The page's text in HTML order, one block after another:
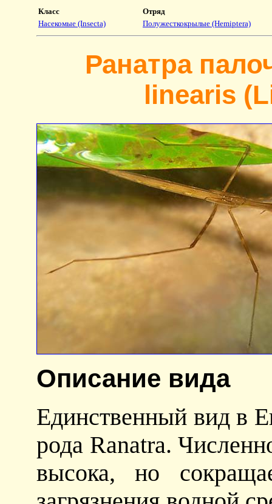
Класс
Отряд
Насекомые (Insecta)
Полужесткокрылые (Hemiptera)
Ранатра
linearis
Описание вида
Единственный вид в
рода Ranatra.
высока, но